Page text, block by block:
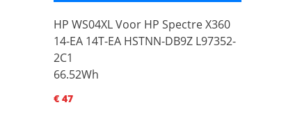
HP WS04XL Voor HP Spectre X360
14-EA 14T-EA HSTNN-DB9Z L97352-
2C1
66.52Wh
€ 47